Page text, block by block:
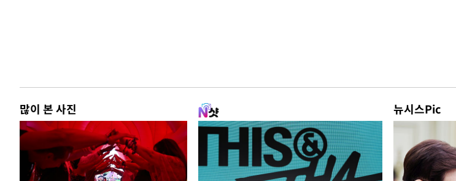
많이 본 사진 뉴시스Pic